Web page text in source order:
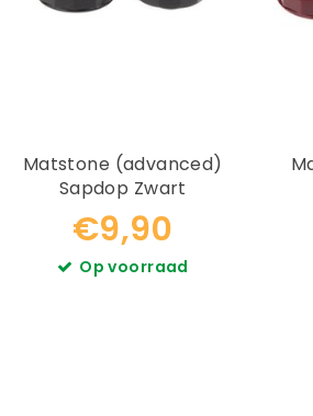
Matstone (advanced)
Sapdop Zwart
€9,90
Op voorraad